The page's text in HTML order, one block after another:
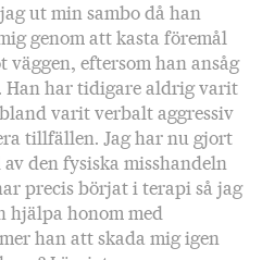
ut min sambo då han
genom att kasta föremål
eftersom han ansåg
Han har tidigare aldrig varit
varit verbalt aggressiv
tillfällen. Jag har nu gjort
den fysiska misshandeln
precis börjat i terapi så jag
hjälpa honom med
han att skada mig igen